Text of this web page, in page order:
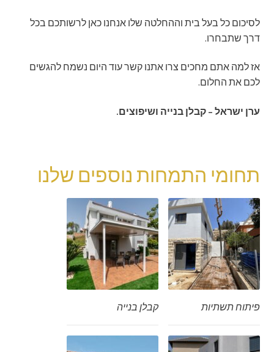
לסיכום כל בעל בית וההחלטה שלו אנחנו כאן לרשותכם בכל
דרך שתבחרו.
אז למה אתם מחכים צרו אתנו קשר עוד היום נשמח להגשים
לכם את החלום.
ערן ישראל – קבלן בנייה ושיפוצים.
תחומי התמחות נוספים שלנו
פיתוח תשתיות קבלן בנייה